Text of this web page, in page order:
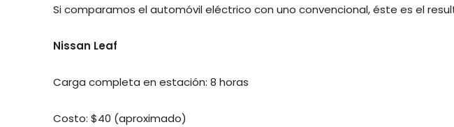
Si comparamos el automóvil eléctrico con uno convencional, éste es el
Nissan Leaf
Carga completa en estación: 8 horas
Costo: $40 (aproximado)